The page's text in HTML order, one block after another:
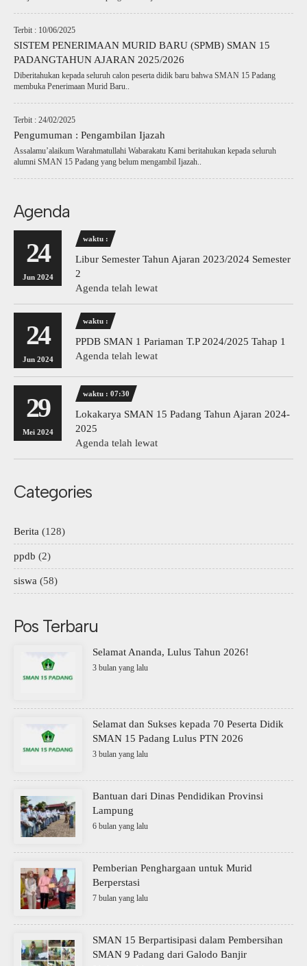
Terbit : 10/06/2025
SISTEM PENERIMAAN MURID BARU (SPMB) SMAN 15
PADANGTAHUN AJARAN 2025/2026
Diberitahukan kepada seluruh calon peserta didik baru bahwa SMAN 15 Padang
membuka Penerimaan Murid Baru..
Terbit : 24/02/2025
Pengumuman : Pengambilan Ijazah
Assalamu’alaikum Warahmatullahi Wabarakatu Kami beritahukan kepada seluruh
alumni SMAN 15 Padang yang belum mengambil Ijazah..
Agenda
24
Jun 2024
waktu :
Libur Semester Tahun Ajaran 2023/2024 Semester
2
Agenda telah lewat
24
Jun 2024
waktu :
PPDB SMAN 1 Pariaman T.P 2024/2025 Tahap 1
Agenda telah lewat
29
Mei 2024
waktu : 07:30
Lokakarya SMAN 15 Padang Tahun Ajaran 2024-
2025
Agenda telah lewat
Categories
Berita (128)
ppdb (2)
siswa (58)
Pos Terbaru
Selamat Ananda, Lulus Tahun 2026!
3 bulan yang lalu
Selamat dan Sukses kepada 70 Peserta Didik
SMAN 15 Padang Lulus PTN 2026
3 bulan yang lalu
Bantuan dari Dinas Pendidikan Provinsi
Lampung
6 bulan yang lalu
Pemberian Penghargaan untuk Murid
Berperstasi
7 bulan yang lalu
SMAN 15 Berpartisipasi dalam Pembersihan
SMAN 9 Padang dari Galodo Banjir